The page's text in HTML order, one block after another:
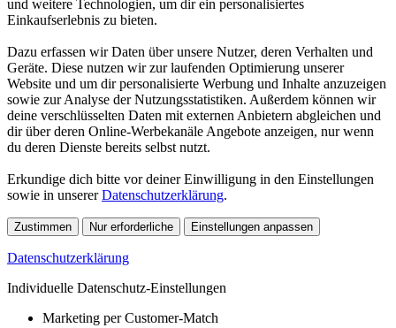
und weitere Technologien, um dir ein personalisiertes
Einkaufserlebnis zu bieten.
Dazu erfassen wir Daten über unsere Nutzer, deren Verhalten und
Geräte. Diese nutzen wir zur laufenden Optimierung unserer
Website und um dir personalisierte Werbung und Inhalte anzuzeigen
sowie zur Analyse der Nutzungsstatistiken. Außerdem können wir
deine verschlüsselten Daten mit externen Anbietern abgleichen und
dir über deren Online-Werbekanäle Angebote anzeigen, nur wenn
du deren Dienste bereits selbst nutzt.
Erkundige dich bitte vor deiner Einwilligung in den Einstellungen
sowie in unsererDatenschutzerklärung.
Zustimmen Nur erforderliche Einstellungen anpassen
Datenschutzerklärung
Individuelle Datenschutz-Einstellungen
Marketing per Customer-Match